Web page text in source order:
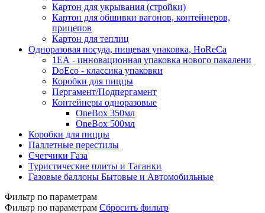
Картон для укрывания (стройки)
Картон для обшивки вагонов, контейнеров,
прицепов
Картон для теплиц
Одноразовая посуда, пищевая упаковка, HoReCa
1ЕА - инновационная упаковка нового пакалени
DoEco - классика упаковки
Коробки для пиццы
Пергамент/Подпергамент
Контейнеры одноразовые
OneBox 350мл
OneBox 500мл
Коробки для пиццы
Паллетные перестилы
Счетчики Газа
Туристические плиты и Таганки
Газовые баллоны Бытовые и Автомобильные
Фильтр по параметрам
Фильтр по параметрам Сбросить фильтр